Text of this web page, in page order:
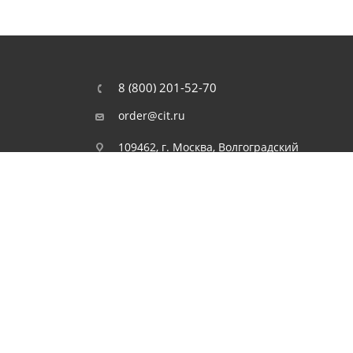
8 (800) 201-52-70
order@cit.ru
109462, г. Москва, Волгоградский